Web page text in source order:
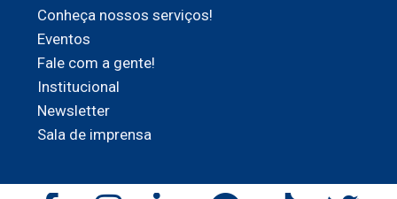
Conheça nossos serviços!
Eventos
Fale com a gente!
Institucional
Newsletter
Sala de imprensa